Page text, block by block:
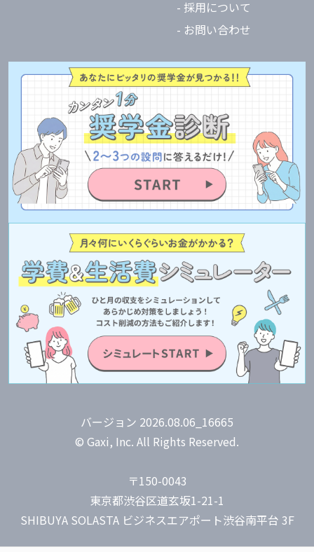
- 採用について
- お問い合わせ
バージョン 2026.08.06_16665
© Gaxi, Inc. All Rights Reserved.
〒150-0043
東京都渋谷区道玄坂1-21-1
SHIBUYA SOLASTA ビジネスエアポート渋谷南平台 3F